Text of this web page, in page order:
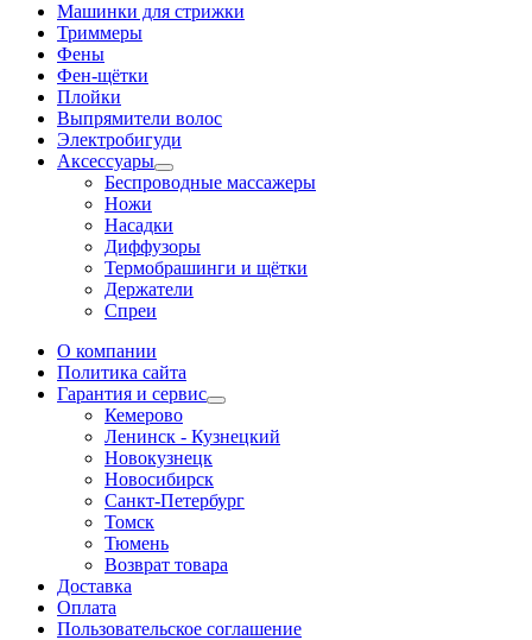
Машинки для стрижки
Триммеры
Фены
Фен-щётки
Плойки
Выпрямители волос
Электробигуди
Аксессуары
Беспроводные массажеры
Ножи
Насадки
Диффузоры
Термобрашинги и щётки
Держатели
Спреи
О компании
Политика сайта
Гарантия и сервис
Кемерово
Ленинск - Кузнецкий
Новокузнецк
Новосибирск
Санкт-Петербург
Томск
Тюмень
Возврат товара
Доставка
Оплата
Пользовательское соглашение